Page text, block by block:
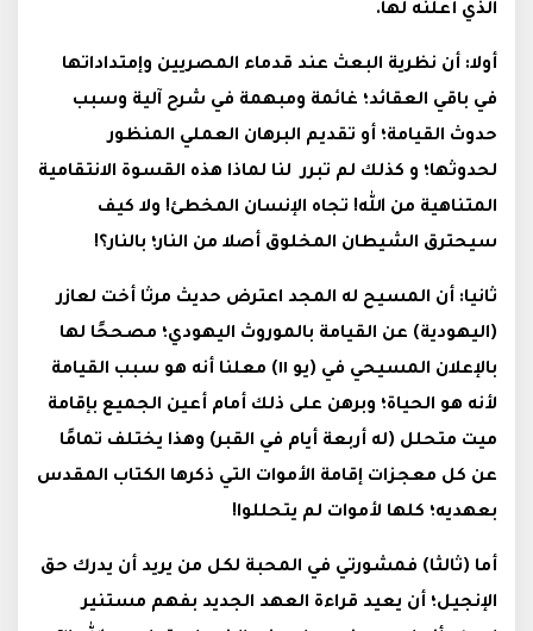
الذي أعلنه لها.
أولا: أن نظرية البعث عند قدماء المصريين وإمتداداتها
في باقي العقائد؛ غائمة ومبهمة في شرح آلية وسبب
حدوث القيامة؛ أو تقديم البرهان العملي المنظور
لحدوثها؛ و كذلك لم تبرر لنا لماذا هذه القسوة الانتقامية
المتناهية من الله! تجاه الإنسان المخطئ! ولا كيف
سيحترق الشيطان المخلوق أصلا من النار؛ بالنار؟!
ثانيا: أن المسيح له المجد اعترض حديث مرثا أخت لعازر
(اليهودية) عن القيامة بالموروث اليهودي؛ مصححًا لها
بالإعلان المسيحي في (يو ١١) معلنا أنه هو سبب القيامة
لأنه هو الحياة؛ وبرهن على ذلك أمام أعين الجميع بإقامة
ميت متحلل (له أربعة أيام في القبر) وهذا يختلف تمامًا
عن كل معجزات إقامة الأموات التي ذكرها الكتاب المقدس
بعهديه؛ كلها لأموات لم يتحللوا!
أما (ثالثا) فمشورتي في المحبة لكل من يريد أن يدرك حق
الإنجيل؛ أن يعيد قراءة العهد الجديد بفهم مستنير